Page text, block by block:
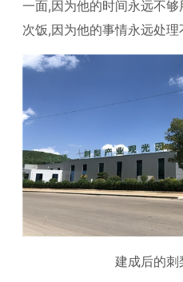
一面,因为他的时间永远不
次饭,因为他的事情永远处理
建成后的刺